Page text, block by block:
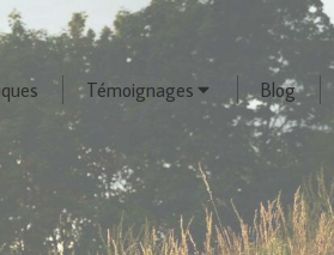
Témoignages Blog